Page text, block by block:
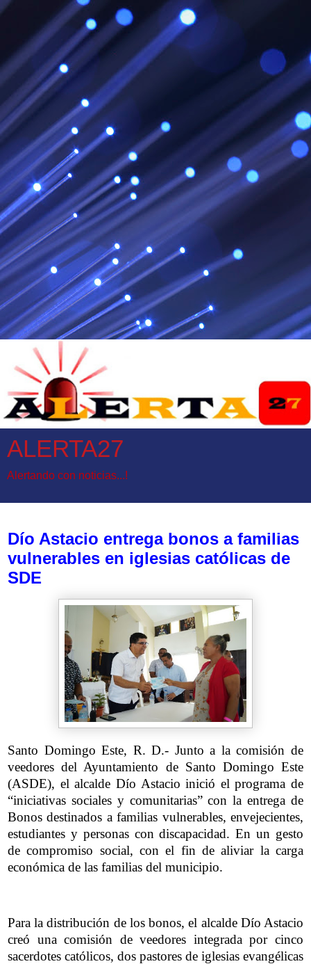
ALERTA27
Alertando con noticias...!
Dío Astacio entrega bonos a familias
vulnerables en iglesias católicas de
SDE
Santo Domingo Este, R. D.- Junto a la comisión de
veedores del Ayuntamiento de Santo Domingo Este
(ASDE), el alcalde Dío Astacio inició el programa de
“iniciativas sociales y comunitarias” con la entrega de
Bonos destinados a familias vulnerables, envejecientes,
estudiantes y personas con discapacidad. En un gesto
de compromiso social, con el fin de aliviar la carga
económica de las familias del municipio.
Para la distribución de los bonos, el alcalde Dío Astacio
creó una comisión de veedores integrada por cinco
sacerdotes católicos, dos pastores de iglesias evangélicas